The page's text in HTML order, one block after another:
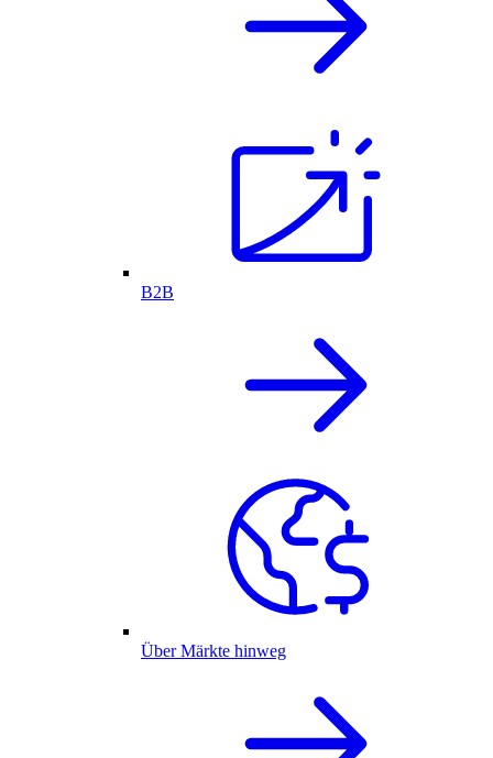
B2B
Über Märkte hinweg